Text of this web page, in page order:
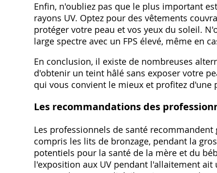
Enfin, n'oubliez pas que le plus important
rayons UV. Optez pour des vêtements
protéger votre peau et vos yeux du soleil.
large spectre avec un FPS élevé, même en
En conclusion, il existe de nombreuses
d'obtenir un teint hâlé sans exposer votre
qui vous convient le mieux et profitez d'une
Les recommandations des
Les professionnels de santé
compris les lits de bronzage, pendant la
potentiels pour la santé de la mère et du
l'exposition aux UV pendant l'allaitement